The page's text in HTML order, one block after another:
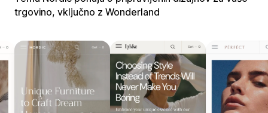
trgovino, vključno z Wonderland